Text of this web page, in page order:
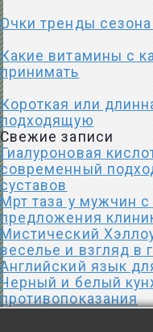
Очки тренды
Какие витамины с
принимать
Короткая или
подходящую
Свежие записи
Гиалуроновая
современный
суставов
Мрт таза у мужчин
предложения
Мистический
веселье и взгляд в
Английский язык
Черный и белый
противопоказания